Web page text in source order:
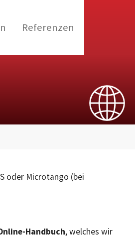
Referenzen
oder Microtango (bei
Handbuch, welches wir